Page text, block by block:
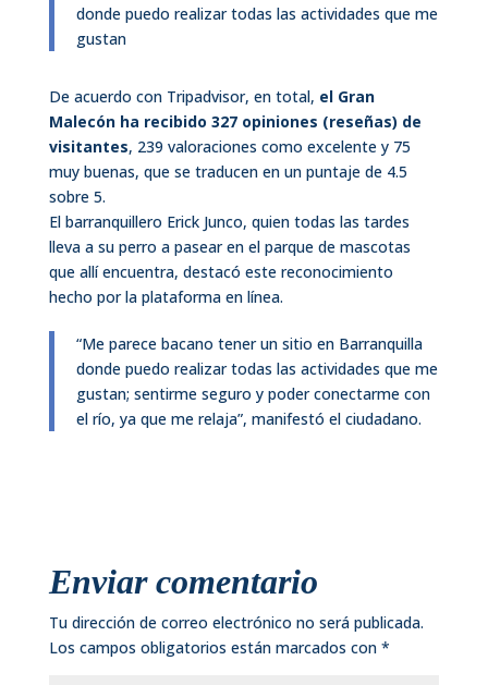
donde puedo realizar todas las actividades que me
gustan
De acuerdo con Tripadvisor, en total, el Gran
Malecón ha recibido 327 opiniones (reseñas) de
visitantes, 239 valoraciones como excelente y 75
muy buenas, que se traducen en un puntaje de 4.5
sobre 5.
El barranquillero Erick Junco, quien todas las tardes
lleva a su perro a pasear en el parque de mascotas
que allí encuentra, destacó este reconocimiento
hecho por la plataforma en línea.
“Me parece bacano tener un sitio en Barranquilla
donde puedo realizar todas las actividades que me
gustan; sentirme seguro y poder conectarme con
el río, ya que me relaja”, manifestó el ciudadano.
Enviar comentario
Tu dirección de correo electrónico no será publicada.
Los campos obligatorios están marcados con *